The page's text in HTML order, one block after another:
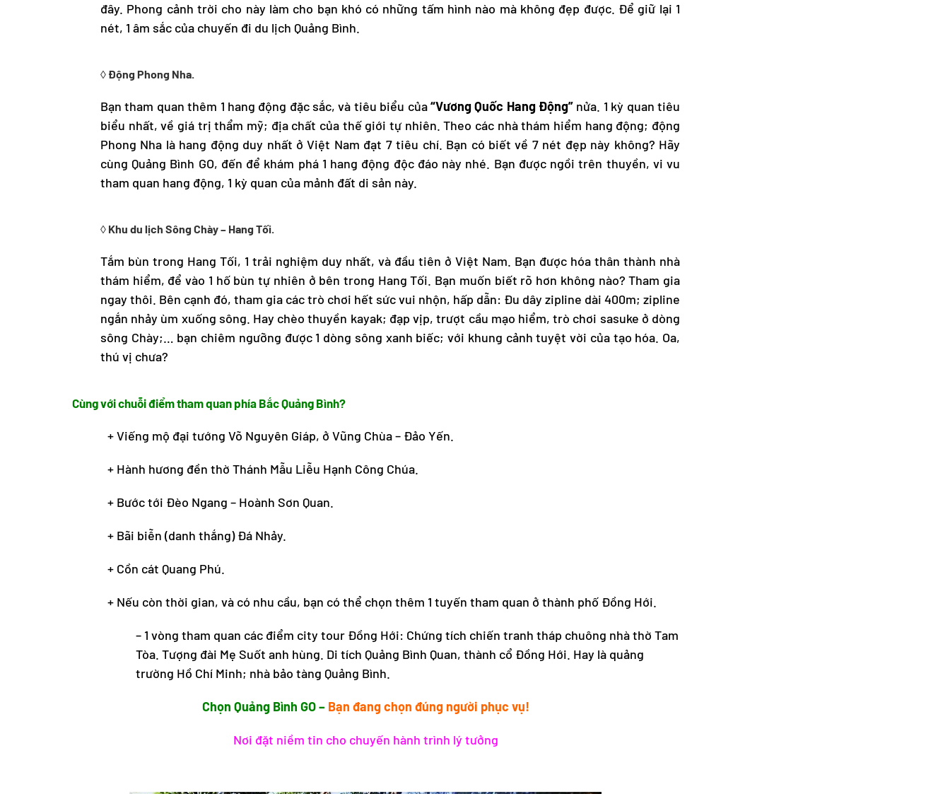
đây. Phong cảnh trời cho này làm cho bạn khó có những tấm hình nào mà không đẹp được. Để giữ lại 1
nét, 1 âm sắc của chuyến đi du lịch Quảng Bình.
◊ Động Phong Nha.
Bạn tham quan thêm 1 hang động đặc sắc, và tiêu biểu của“Vương Quốc Hang Động” nửa. 1 kỳ quan tiêu
biểu nhất, về giá trị thẩm mỹ; địa chất của thế giới tự nhiên. Theo các nhà thám hiểm hang động; động
Phong Nha là hang động duy nhất ở Việt Nam đạt 7 tiêu chí. Bạn có biết về 7 nét đẹp này không? Hãy
cùng Quảng Bình GO, đến để khám phá 1 hang động độc đáo này nhé. Bạn được ngồi trên thuyền, vi vu
tham quan hang động, 1 kỳ quan của mảnh đất di sản này.
◊ Khu du lịch Sông Chày – Hang Tối.
Tắm bùn trong Hang Tối, 1 trải nghiệm duy nhất, và đầu tiên ở Việt Nam. Bạn được hóa thân thành nhà
thám hiểm, để vào 1 hố bùn tự nhiên ở bên trong Hang Tối. Bạn muốn biết rõ hơn không nào? Tham gia
ngay thôi. Bên cạnh đó, tham gia các trò chơi hết sức vui nhộn, hấp dẫn: Đu dây zipline dài 400m; zipline
ngắn nhảy ùm xuống sông. Hay chèo thuyền kayak; đạp vịp, trượt cầu mạo hiểm, trò chơi sasuke ở dòng
sông Chày;… bạn chiêm ngưỡng được 1 dòng sông xanh biếc; với khung cảnh tuyệt vời của tạo hóa. Oa,
thú vị chưa?
Cùng với chuỗi điểm tham quan phía Bắc Quảng Bình?
+ Viếng mộ đại tướng Võ Nguyên Giáp, ở Vũng Chùa – Đảo Yến.
+ Hành hương đền thờ Thánh Mẫu Liễu Hạnh Công Chúa.
+ Bước tới Đèo Ngang – Hoành Sơn Quan.
+ Bãi biễn (danh thắng) Đá Nhảy.
+ Cồn cát Quang Phú.
+ Nếu còn thời gian, và có nhu cầu, bạn có thể chọn thêm 1 tuyến tham quan ở thành phố Đồng Hới.
– 1 vòng tham quan các điểm city tour Đồng Hới: Chứng tích chiến tranh tháp chuông nhà thờ Tam
Tòa. Tượng đài Mẹ Suốt anh hùng. Di tích Quảng Bình Quan, thành cổ Đồng Hới. Hay là quảng
trường Hồ Chí Minh; nhà bảo tàng Quảng Bình.
Chọn Quảng Bình GO – Bạn đang chọn đúng người phục vụ!
Nơi đặt niềm tin cho chuyến hành trình lý tưởng